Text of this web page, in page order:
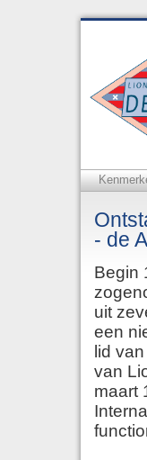
- de
Begin
uit
een
lid
van
maart